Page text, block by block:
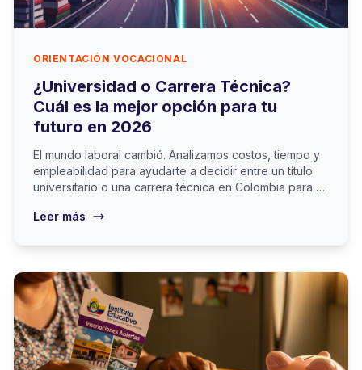
ORIENTACIÓN VOCACIONAL
¿Universidad o Carrera Técnica?
Cuál es la mejor opción para tu
futuro en 2026
El mundo laboral cambió. Analizamos costos, tiempo y
empleabilidad para ayudarte a decidir entre un título
universitario o una carrera técnica en Colombia para el
Leer más